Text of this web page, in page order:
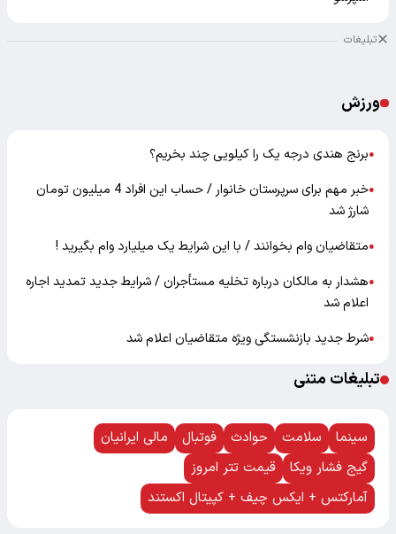
تبلیغات
ورزش
●برنج هندی درجه یک را کیلویی چند بخریم؟
●
خبر مهم برای سرپرستان خانوار / حساب این افراد 4 میلیون تومان
شارژ شد
●متقاضیان وام بخوانند / با این شرایط یک میلیارد وام بگیرید !
●هشدار به مالکان درباره تخلیه مستأجران / شرایط جدید تمدید اجاره
اعلام شد
●شرط جدید بازنشستگی ویژه متقاضیان اعلام شد
تبلیغات متنی
سینما سلامت حوادث فوتبال
مالی ایرانیان
گیج فشار ویکا
قیمت تتر امروز
آمارکتس + ایکس چیف + کپیتال اکستند